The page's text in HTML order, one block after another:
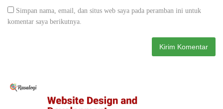
Simpan nama, email, dan situs web saya pada peramban ini untuk
komentar saya berikutnya.